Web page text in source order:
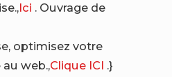
Ici . Ouvrage de
optimisez votre
web.,Clique ICI .}